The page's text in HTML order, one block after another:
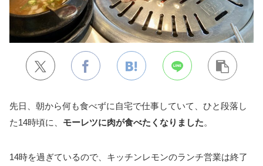
先日、朝から何も食べずに自宅で仕事していて、ひと段落し
た14時頃に、 モーレツに肉が食べたくなりました。
14時を過ぎているので、キッチンレモンのランチ営業は終了